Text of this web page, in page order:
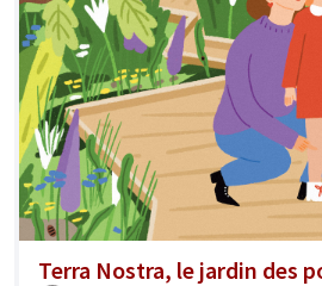
Terra Nostra, le jardin des